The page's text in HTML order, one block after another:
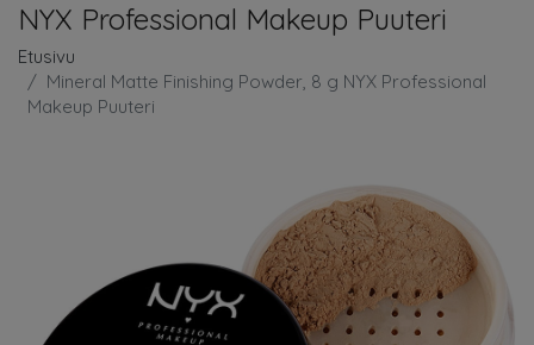
NYX Professional Makeup Puuteri
Etusivu
Mineral Matte Finishing Powder, 8 g NYX Professional
Makeup Puuteri